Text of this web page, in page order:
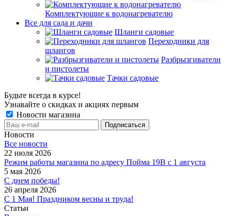
Комплектующие к водонагревателю
Все для сада и дачи
Шланги садовые
Переходники для
шлангов
Разбрызгиватели
и пистолеты
Тачки садовые
Будьте всегда в курсе!
Узнавайте о скидках и акциях первым
Новости магазина
Новости
Все новости
22 июля 2026
Режим работы магазина по адресу Пойма 19В с 1 августа
5 мая 2026
С днем победы!
26 апреля 2026
С 1 Мая! Праздником весны и труда!
Статьи